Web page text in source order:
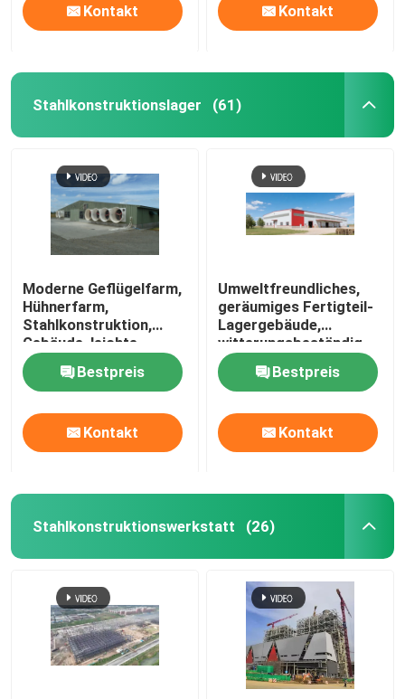
Kontakt Kontakt
Stahlkonstruktionslager (61)
Moderne Geflügelfarm,
Hühnerfarm,
Stahlkonstruktion,
Gebäude, leichte
Stahlkonstruktion,
GeflügelBestpreis
Kontakt
Umweltfreundliches,
geräumiges Fertigteil-
Lagergebäude,
witterungsbeständig
Bestpreis
Kontakt
Stahlkonstruktionswerkstatt (26)